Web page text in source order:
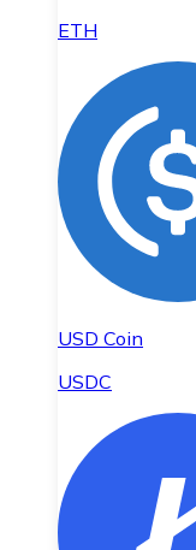
ETH
USD Coin
USDC